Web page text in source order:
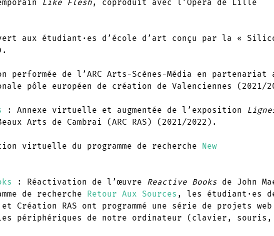
Like Flesh, coproduit avec l’Opéra de Lille
aux étudiant·es d’école d’art conçu par la «
performée de l’ARC Arts-Scènes-Média en partenariat
pôle européen de création de Valenciennes (2021/
: Annexe virtuelle et augmentée de l’exposition
Arts de Cambrai (ARC RAS) (2021/2022).
virtuelle du programme de recherche New
: Réactivation de l’œuvre Reactive Books de John
de recherche Retour Aux Sources , les étudiant·es
Création RAS ont programmé une série de projets web
périphériques de notre ordinateur (clavier, souris,